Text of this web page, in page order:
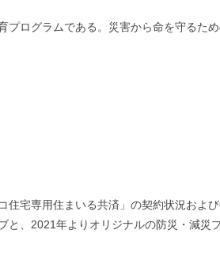
ログラムである。災害から命を守るた
宅専用住まいる共済」の契約状況およ
、2021年よりオリジナルの防災・減災